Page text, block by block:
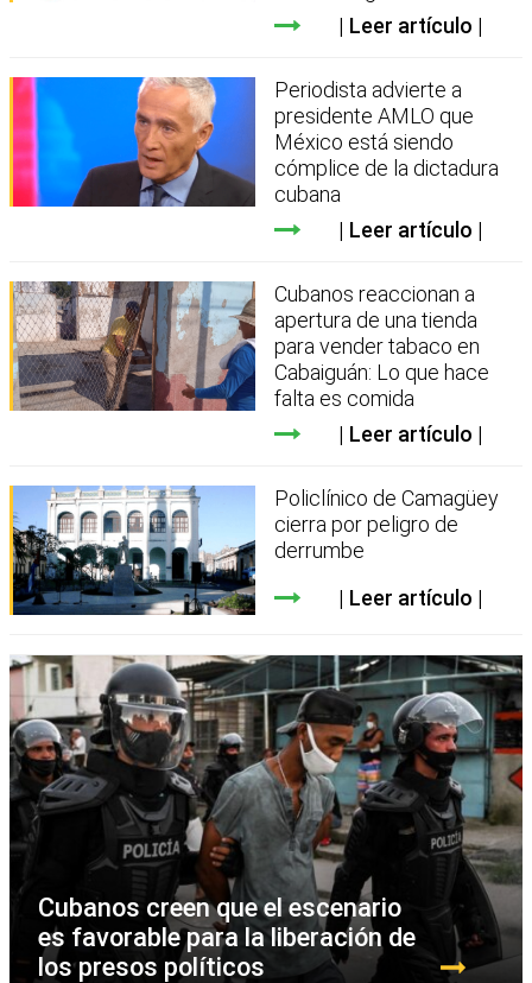
Leer artículo
Periodista advierte a
presidente AMLO que
México está siendo
cómplice de la dictadura
cubana
Leer artículo
Cubanos reaccionan a
apertura de una tienda
para vender tabaco en
Cabaiguán: Lo que hace
falta es comida
Leer artículo
Policlínico de Camagüey
cierra por peligro de
derrumbe
Leer artículo
Cubanos creen que el escenario
es favorable para la liberación de
los presos políticos